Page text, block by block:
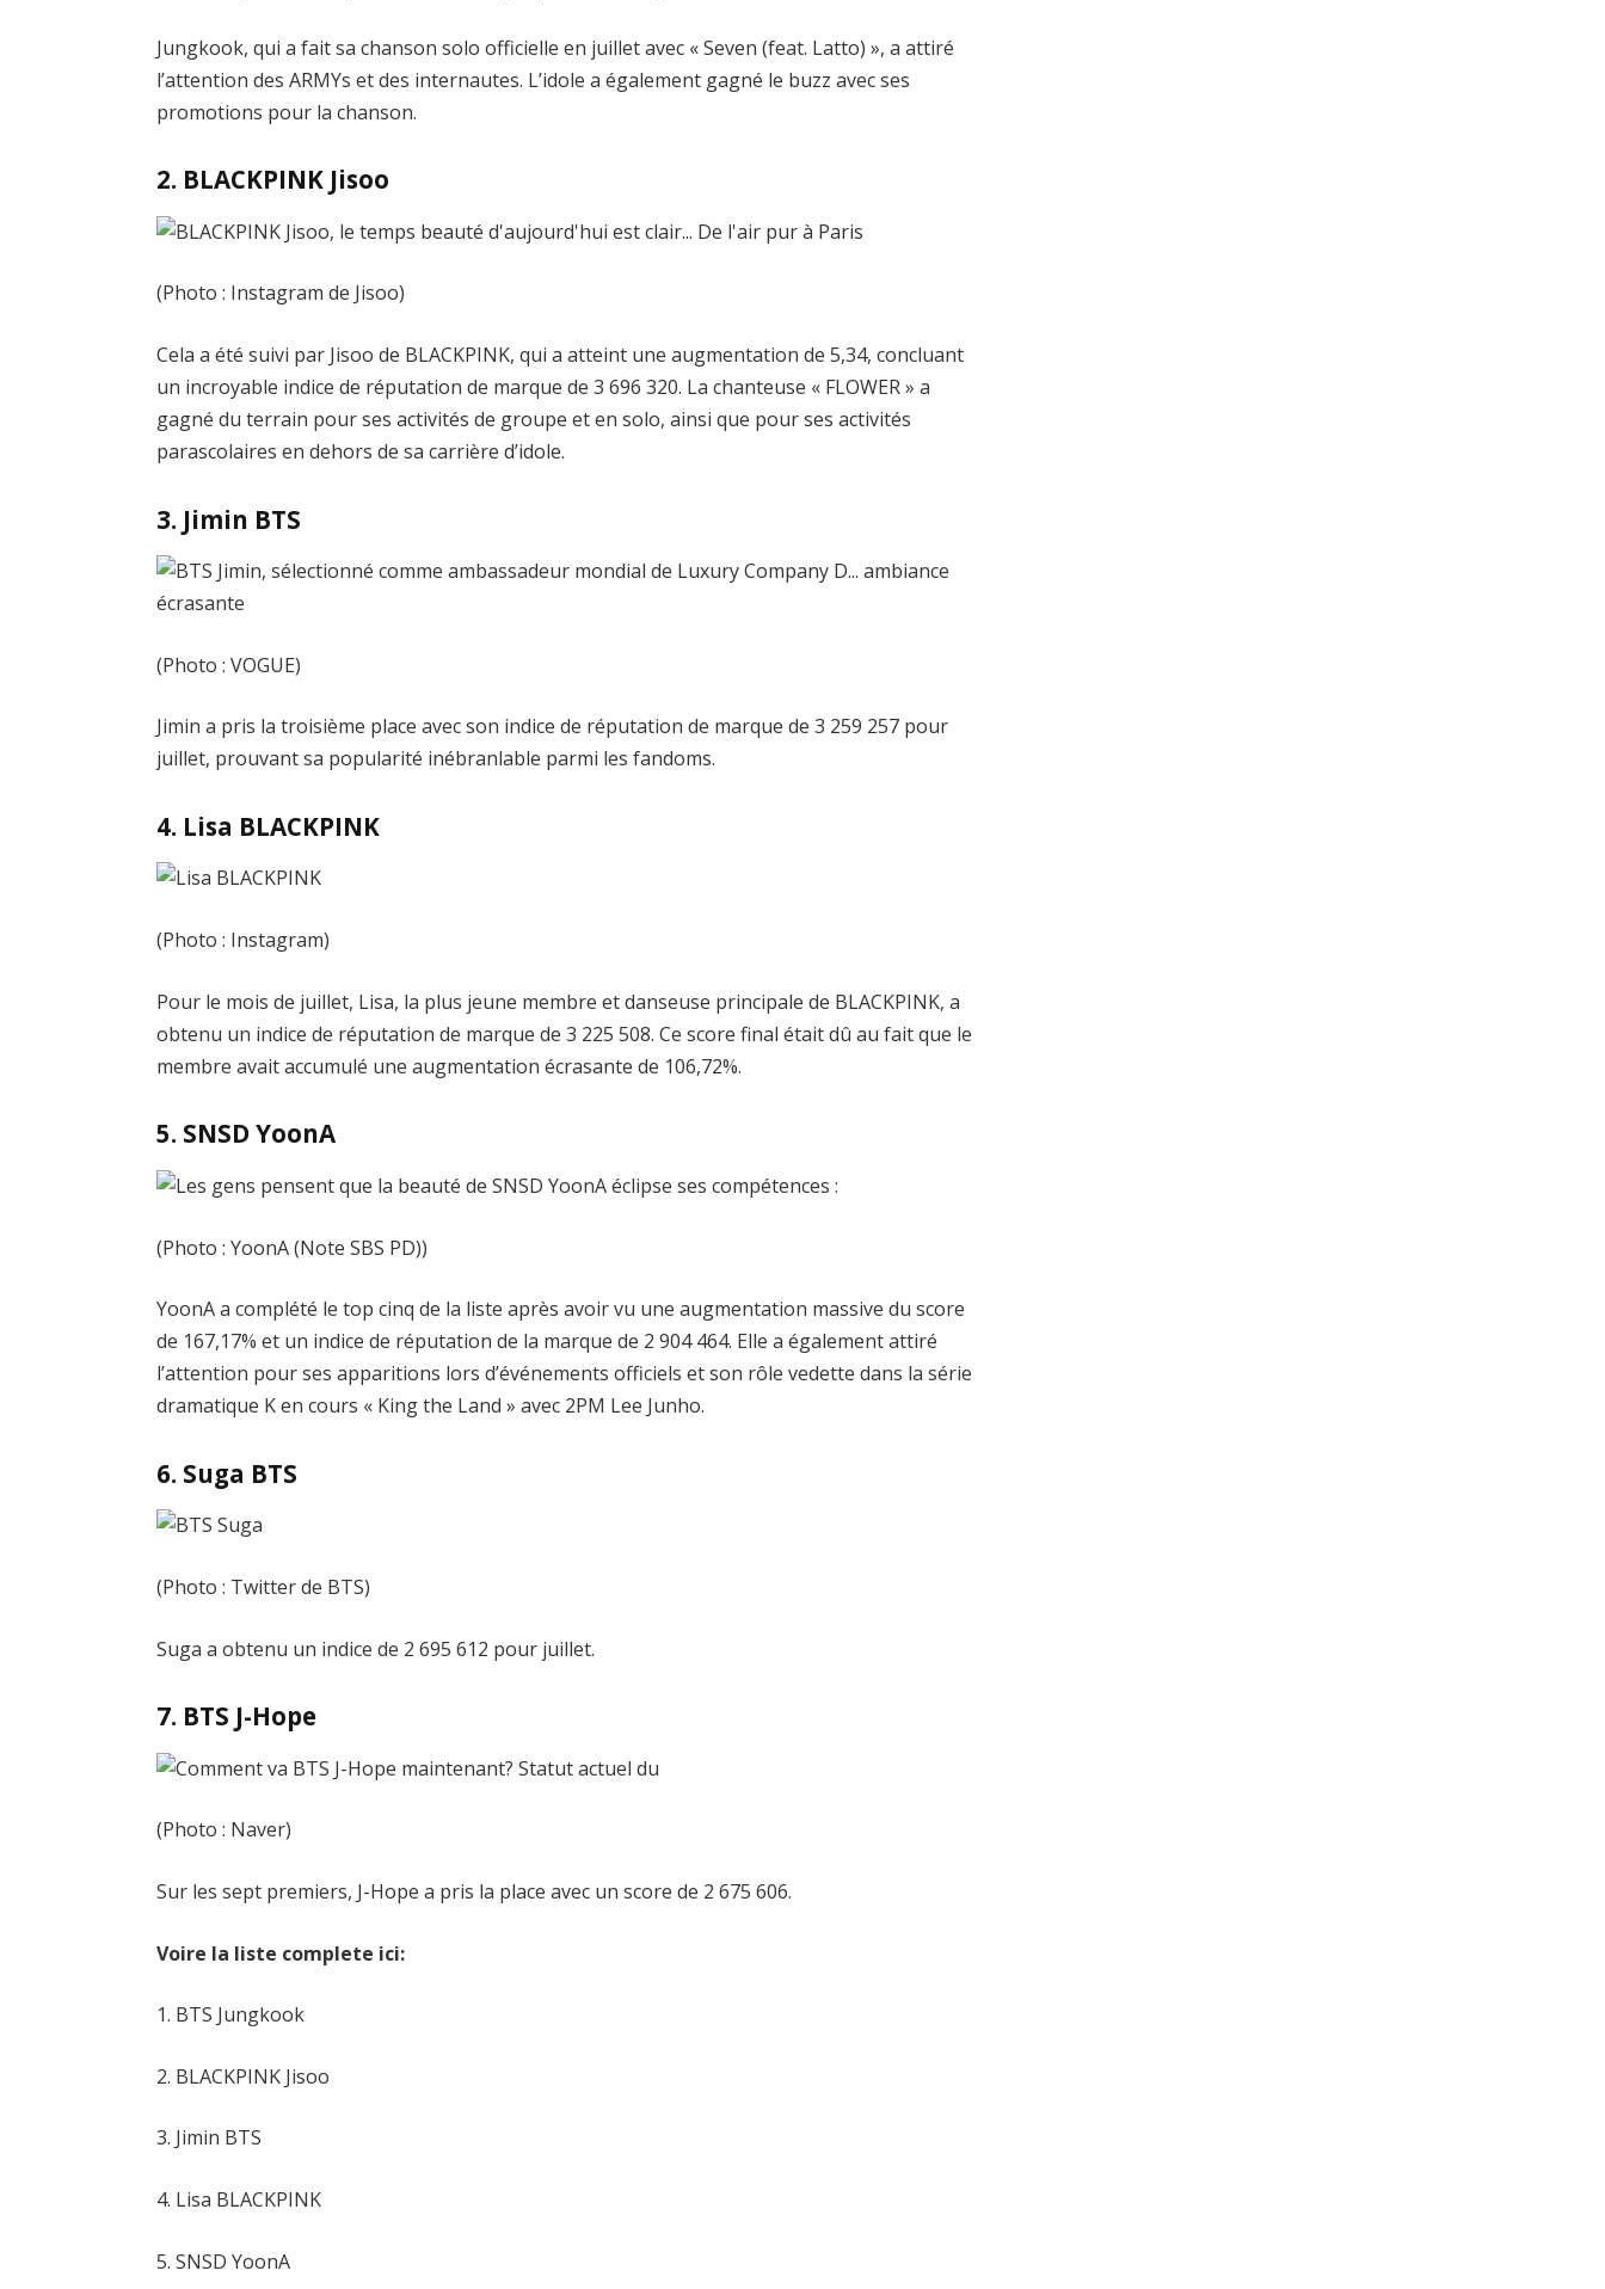
Jungkook, qui a fait sa chanson solo officielle en juillet avec « Seven (feat. Latto) », a attiré
l’attention des ARMYs et des internautes. L’idole a également gagné le buzz avec ses
promotions pour la chanson.
2. BLACKPINK Jisoo
(Photo : Instagram de Jisoo)
Cela a été suivi par Jisoo de BLACKPINK, qui a atteint une augmentation de 5,34, concluant
un incroyable indice de réputation de marque de 3 696 320. La chanteuse « FLOWER » a
gagné du terrain pour ses activités de groupe et en solo, ainsi que pour ses activités
parascolaires en dehors de sa carrière d’idole.
3. Jimin BTS
(Photo : VOGUE)
Jimin a pris la troisième place avec son indice de réputation de marque de 3 259 257 pour
juillet, prouvant sa popularité inébranlable parmi les fandoms.
4. Lisa BLACKPINK
(Photo : Instagram)
Pour le mois de juillet, Lisa, la plus jeune membre et danseuse principale de BLACKPINK, a
obtenu un indice de réputation de marque de 3 225 508. Ce score final était dû au fait que le
membre avait accumulé une augmentation écrasante de 106,72%.
5. SNSD YoonA
(Photo : YoonA (Note SBS PD))
YoonA a complété le top cinq de la liste après avoir vu une augmentation massive du score
de 167,17% et un indice de réputation de la marque de 2 904 464. Elle a également attiré
l’attention pour ses apparitions lors d’événements officiels et son rôle vedette dans la série
dramatique K en cours « King the Land » avec 2PM Lee Junho.
6. Suga BTS
(Photo : Twitter de BTS)
Suga a obtenu un indice de 2 695 612 pour juillet.
7. BTS J-Hope
(Photo : Naver)
Sur les sept premiers, J-Hope a pris la place avec un score de 2 675 606.
Voire la liste complete ici:
1. BTS Jungkook
2. BLACKPINK Jisoo
3. Jimin BTS
4. Lisa BLACKPINK
5. SNSD YoonA